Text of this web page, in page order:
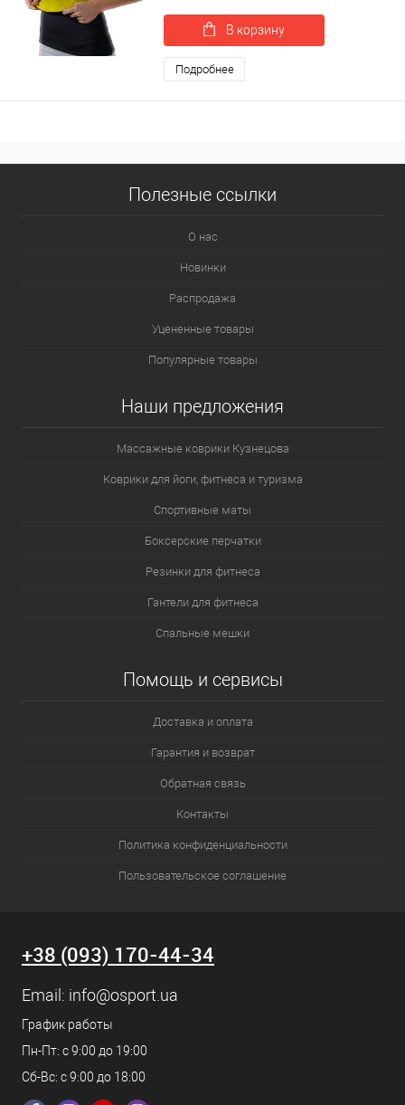
В корзину
Подробнее
Полезные ссылки
О нас
Новинки
Распродажа
Уцененные товары
Популярные товары
Наши предложения
Массажные коврики Кузнецова
Коврики для йоги, фитнеса и туризма
Спортивные маты
Боксерские перчатки
Резинки для фитнеса
Гантели для фитнеса
Спальные мешки
Помощь и сервисы
Доставка и оплата
Гарантия и возврат
Обратная связь
Контакты
Политика конфиденциальности
Пользовательское соглашение
+38 (093) 170-44-34
Email: info@osport.ua
График работы
Пн-Пт: с 9:00 до 19:00
Сб-Вс: с 9:00 до 18:00